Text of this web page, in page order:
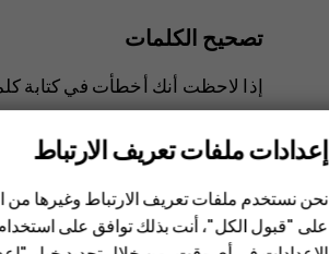
تصحيح الكلمات
إذا لاحظت أنك أخطأت في كتابة
إعدادات ملفات تعريف الارتباط
نحن نستخدم ملفات تعريف الارتباط وغيرها
على "قبول الكل"، أنت بذلك توافق على استخدام